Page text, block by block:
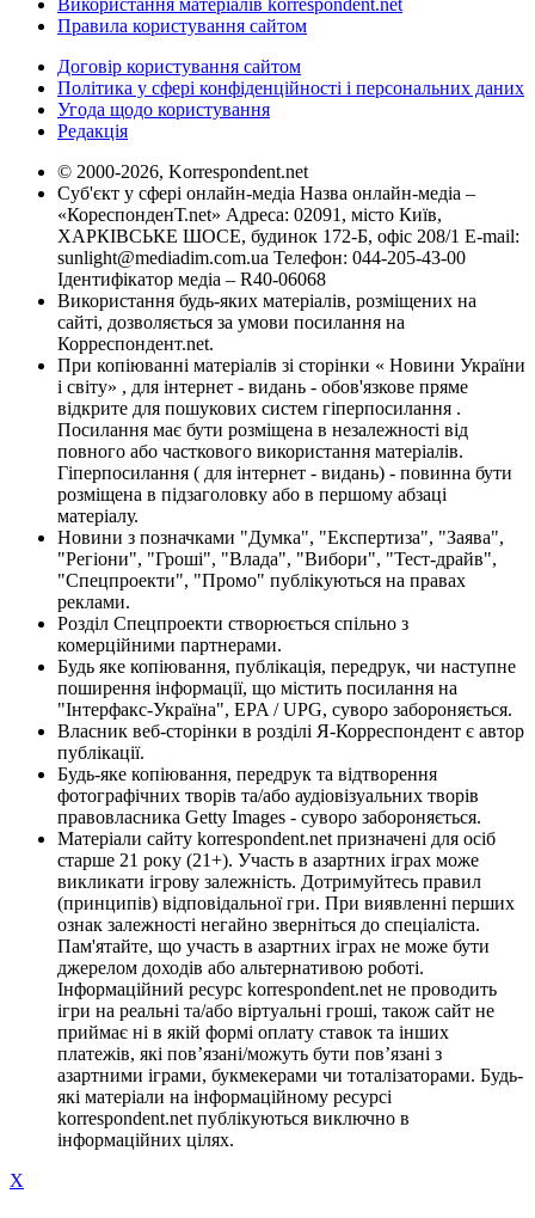
Правила користування сайтом
Договір користування сайтом
Політика у сфері конфіденційності і персональних даних
Угода щодо користування
Редакція
© 2000-2026, Korrespondent.net
Суб'єкт у сфері онлайн-медіа Назва онлайн-медіа –
«КореспонденТ.net» Адреса: 02091, місто Київ,
ХАРКІВСЬКЕ ШОСЕ, будинок 172-Б, офіс 208/1 E-mail:
sunlight@mediadim.com.ua Телефон: 044-205-43-00
Ідентифікатор медіа – R40-06068
Використання будь-яких матеріалів, розміщених на
сайті, дозволяється за умови посилання на
Корреспондент.net.
При копіюванні матеріалів зі сторінки « Новини України
і світу» , для інтернет - видань - обов'язкове пряме
відкрите для пошукових систем гіперпосилання .
Посилання має бути розміщена в незалежності від
повного або часткового використання матеріалів.
Гіперпосилання ( для інтернет - видань) - повинна бути
розміщена в підзаголовку або в першому абзаці
матеріалу.
Новини з позначками "Думка", "Експертиза", "Заява",
"Регіони", "Гроші", "Влада", "Вибори", "Тест-драйв",
"Спецпроекти", "Промо" публікуються на правах
реклами.
Розділ Спецпроекти створюється спільно з
комерційними партнерами.
Будь яке копіювання, публікація, передрук, чи наступне
поширення інформації, що містить посилання на
"Інтерфакс-Україна", EPA / UPG, суворо забороняється.
Власник веб-сторінки в розділі Я-Корреспондент є автор
публікації.
Будь-яке копіювання, передрук та відтворення
фотографічних творів та/або аудіовізуальних творів
правовласника Getty Images - суворо забороняється.
Матеріали сайту korrespondent.net призначені для осіб
старше 21 року (21+). Участь в азартних іграх може
викликати ігрову залежність. Дотримуйтесь правил
(принципів) відповідальної гри. При виявленні перших
ознак залежності негайно зверніться до спеціаліста.
Пам'ятайте, що участь в азартних іграх не може бути
джерелом доходів або альтернативою роботі.
Інформаційний ресурс korrespondent.net не проводить
ігри на реальні та/або віртуальні гроші, також сайт не
приймає ні в якій формі оплату ставок та інших
платежів, які пов’язані/можуть бути пов’язані з
азартними іграми, букмекерами чи тоталізаторами. Будь-
які матеріали на інформаційному ресурсі
korrespondent.net публікуються виключно в
інформаційних цілях.
X